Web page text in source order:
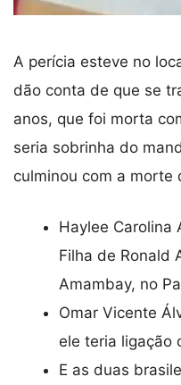
A perícia esteve no
dão conta de que se
anos, que foi morta
seria sobrinha do
culminou com a morte
Haylee Carolina
Filha de Ronald
Amambay, no
Omar Vicente
ele teria ligação
E as duas